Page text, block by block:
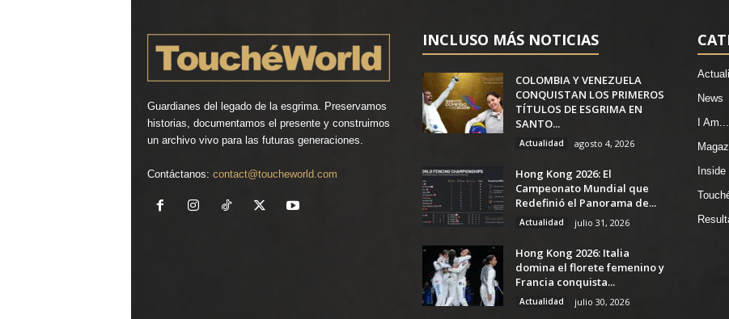
Guardianes del legado de la esgrima. Preservamos
historias, documentamos el presente y construimos
un archivo vivo para las futuras generaciones.
Contáctanos: contact@toucheworld.com
INCLUSO MÁS NOTICIAS
COLOMBIA Y VENEZUELA
CONQUISTAN LOS PRIMEROS
TÍTULOS DE ESGRIMA EN
SANTO...
Actualidad agosto 4, 2026
Hong Kong 2026: El
Campeonato Mundial que
Redefinió el Panorama de...
Actualidad julio 31, 2026
Hong Kong 2026: Italia
domina el florete femenino y
Francia conquista...
Actualidad julio 30, 2026
News
I Am...